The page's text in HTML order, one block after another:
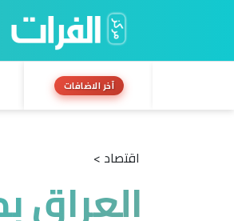
آخر الاضافات
اقتصاد >
العراق